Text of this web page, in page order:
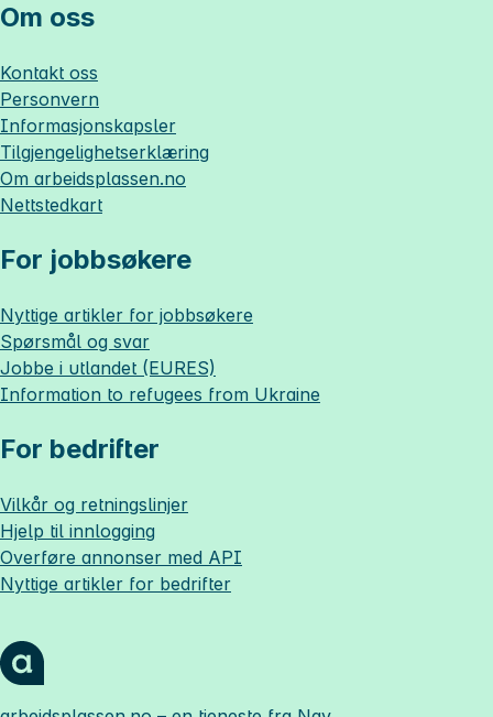
Om oss
Kontakt oss
Personvern
Informasjonskapsler
Tilgjengelighetserklæring
Om arbeidsplassen.no
Nettstedkart
For jobbsøkere
Nyttige artikler for jobbsøkere
Spørsmål og svar
Jobbe i utlandet (EURES)
Information to refugees from Ukraine
For bedrifter
Vilkår og retningslinjer
Hjelp til innlogging
Overføre annonser med API
Nyttige artikler for bedrifter